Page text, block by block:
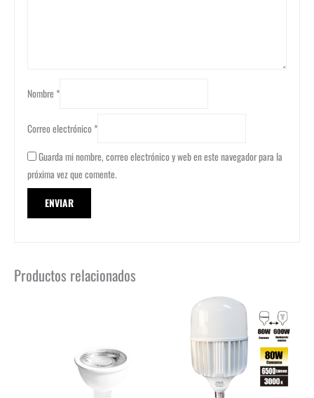
Nombre *
Correo electrónico*
Guarda mi nombre, correo electrónico y web en este navegador para la
próxima vez que comente.
Productos relacionados